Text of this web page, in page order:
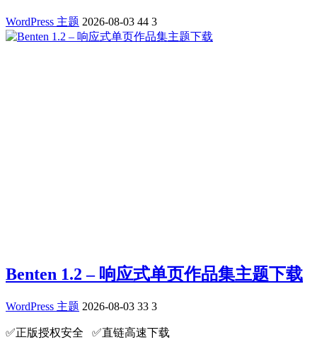
WordPress 主题 2026-08-03 44 3
Benten 1.2 – 响应式单页作品集主题下载
WordPress 主题 2026-08-03 33 3
✅️正版授权安全 ✅️直链高速下载